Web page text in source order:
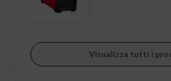
Visualizza tutti i